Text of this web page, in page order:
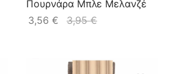
Πουρνάρα Μπλε Μελανζέ
3,56 € 3,95€